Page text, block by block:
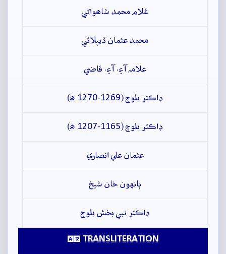
غلام محمد شاھواڻي
محمد عثمان ڏيپلائي
علامہ آءِ. آءِ. قاضي
ڊاڪٽر بلوچ (1269-1270 ھ)
ڊاڪٽر بلوچ (1165-1207 ھ)
عثمان علي انصاري
ٻانهون خان شيخ
ڊاڪٽر نبي بخش بلوچ
TRANSLITERATION